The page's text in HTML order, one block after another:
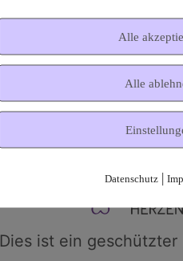
Dies ist ein
Alle
Alle
Datenschutz |